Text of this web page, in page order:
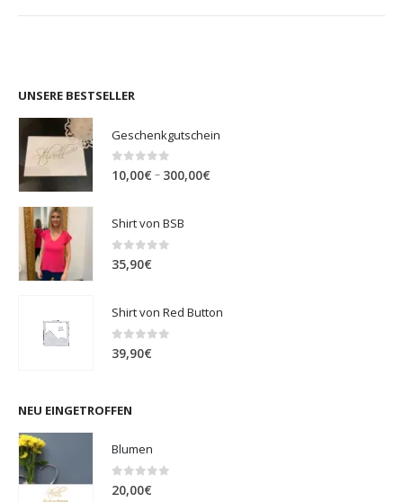
UNSERE BESTSELLER
Geschenkgutschein
0out of 5
10,00€ – 300,00€
Shirt von BSB
0out of 5
35,90€
Shirt von Red Button
0 out of 5
39,90€
NEU EINGETROFFEN
Blumen
0 out of 5
20,00€